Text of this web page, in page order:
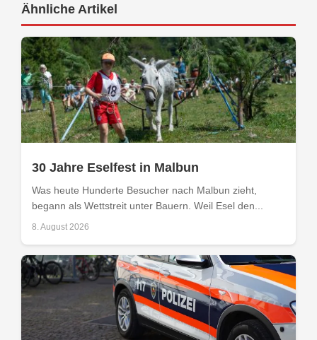
Ähnliche Artikel
30 Jahre Eselfest in Malbun
Was heute Hunderte Besucher nach Malbun zieht,
begann als Wettstreit unter Bauern. Weil Esel den...
8. August 2026